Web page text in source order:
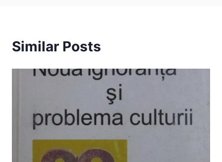
Similar Posts